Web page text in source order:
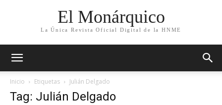
El Monárquico
La Única Revista Oficial Digital de la HNME
Inicio Etiquetas Julián Delgado
Tag: Julián Delgado